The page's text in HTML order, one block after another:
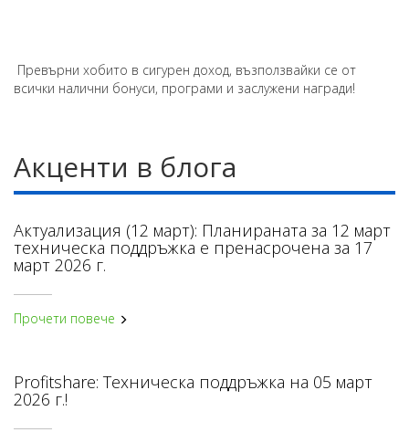
Превърни хобито в сигурен доход, възползвайки се от
всички налични бонуси, програми и заслужени награди!
Акценти в блога
Актуализация (12 март): Планираната за 12 март
техническа поддръжка е пренасрочена за 17
март 2026 г.
Прочети повече
Profitshare: Техническа поддръжка на 05 март
2026 г.!